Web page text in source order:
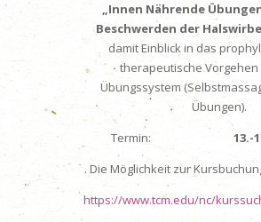
„Innen Nährende
Beschwerden der
damit Einblick in das
therapeutische Vorgehen
Übungssystem
Übungen).
Termin: 13.-
. Die Möglichkeit zur
https://www.tcm.edu/nc/